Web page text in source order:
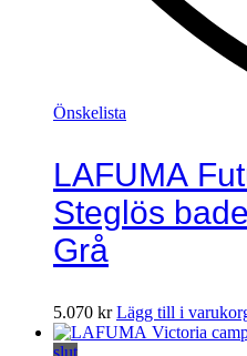
Önskelista
LAFUMA
Steglös
Grå
5.070 kr Lägg till i
slut